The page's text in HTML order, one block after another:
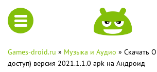
Games-droid.ru » Музыка и Аудио » Скачать
доступ) версия 2021.1.1.0 apk на Андроид